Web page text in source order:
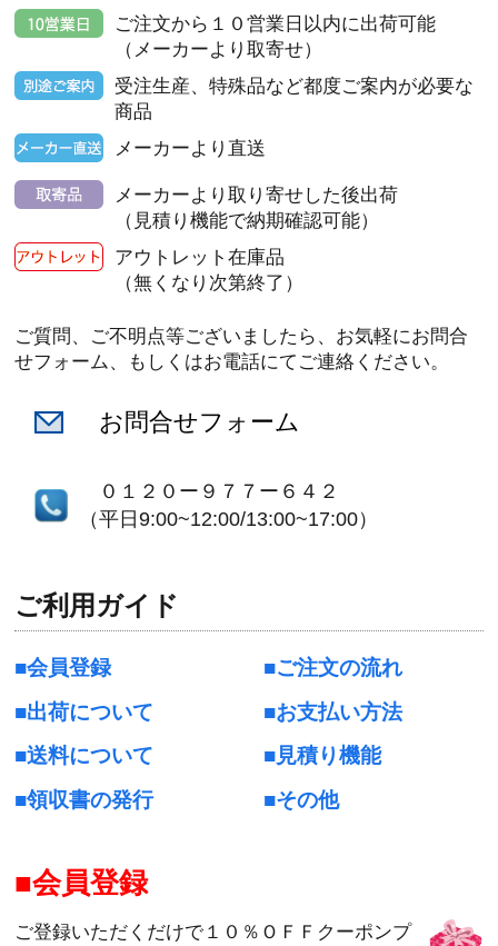
ご注文から１０営業日以内に出荷可能
（メーカーより取寄せ）
受注生産、特殊品など都度ご案内が必要な
商品
メーカーより直送
メーカーより取り寄せした後出荷
（見積り機能で納期確認可能）
アウトレット在庫品
（無くなり次第終了）
ご質問、ご不明点等ございましたら、お気軽にお問合
せフォーム、もしくはお電話にてご連絡ください。
お問合せフォーム
０１２０ー９７７ー６４２
（平日9:00~12:00/13:00~17:00）
ご利用ガイド
会員登録
ご注文の流れ
出荷について
お支払い方法
送料について
見積り機能
領収書の発行
その他
会員登録
ご登録いただくだけで１０％ＯＦＦクーポンプ